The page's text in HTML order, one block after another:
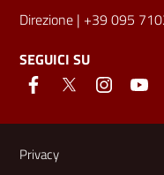
Direzione | +39 095
SEGUICI SU
Link e
Privacy